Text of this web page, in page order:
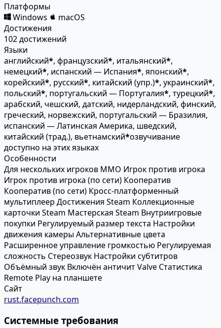
Платформы
Windows
macOS
Достижения
102 достижений
Языки
английский*, французский*, итальянский*,
немецкий*, испанский — Испания*, японский*,
корейский*, русский*, китайский (упр.)*, украинский*,
польский*, португальский — Португалия*, турецкий*,
арабский, чешский, датский, нидерландский, финский,
греческий, норвежский, португальский — Бразилия,
испанский — Латинская Америка, шведский,
китайский (трад.), вьетнамский*озвучивание
доступно на этих языках
Особенности
Для нескольких игроков MMO Игрок против игрока
Игрок против игрока (по сети) Кооператив
Кооператив (по сети) Кросс-платформенный
мультиплеер Достижения Steam Коллекционные
карточки Steam Мастерская Steam Внутриигровые
покупки Регулируемый размер текста Настройки
движения камерыАльтернативные цвета
Расширенное управление громкостью Регулируемая
сложность Стереозвук Настройки субтитров
Объёмный звук Включён античит Valve Статистика
Remote Play на планшете
Сайт
rust.facepunch.com
Системные требования